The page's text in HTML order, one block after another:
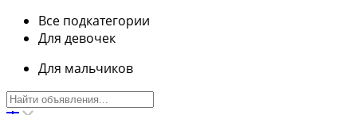
Все подкатегории
Для девочек
Для мальчиков